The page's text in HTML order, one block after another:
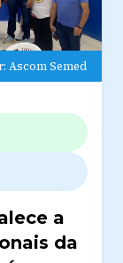
Ascom Semed
a
da